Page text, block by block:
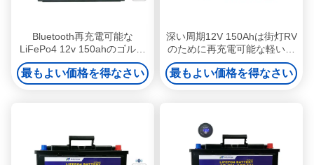
Bluetooth再充電可能な
LiFePo4 12v 150ahのゴルフ
カート電池
最もよい価格を得なさい
深い周期12V 150Ahは街灯RV
のために再充電可能な軽いリ
チウム電池を導いた
最もよい価格を得なさい